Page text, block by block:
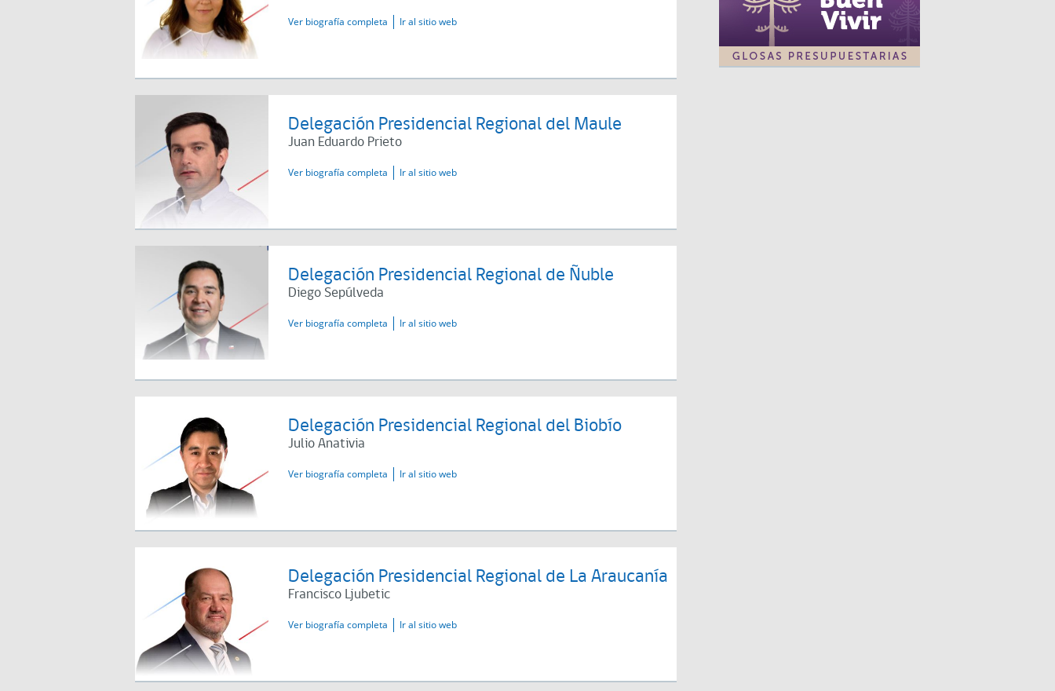
Ver biografía completa Ir al sitio web
Delegación Presidencial Regional del Maule
Juan Eduardo Prieto
Ver biografía completa Ir al sitio web
Delegación Presidencial Regional de Ñuble
Diego Sepúlveda
Ver biografía completa Ir al sitio web
Delegación Presidencial Regional del Biobío
Julio Anativia
Ver biografía completa Ir al sitio web
Delegación Presidencial Regional de La Araucanía
Francisco Ljubetic
Ver biografía completa Ir al sitio web